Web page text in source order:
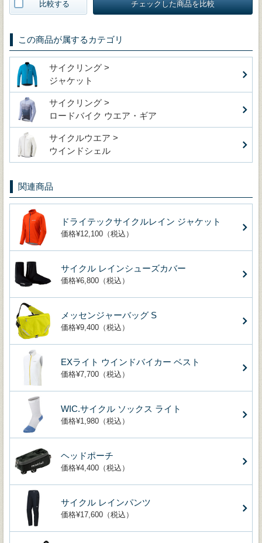
比較する チェックした商品を比較
この商品が属するカテゴリ
サイクリング >
ジャケット
サイクリング >
ロードバイク ウエア・ギア
サイクルウエア >
ウインドシェル
関連商品
ドライテックサイクルレイン ジャケット
価格¥12,100（税込）
サイクル レインシューズカバー
価格¥6,800（税込）
メッセンジャーバッグ S
価格¥9,400（税込）
EXライト ウインドバイカー ベスト
価格¥7,700（税込）
WIC.サイクル ソックス ライト
価格¥1,980（税込）
ヘッドポーチ
価格¥4,400（税込）
サイクル レインパンツ
価格¥17,600（税込）